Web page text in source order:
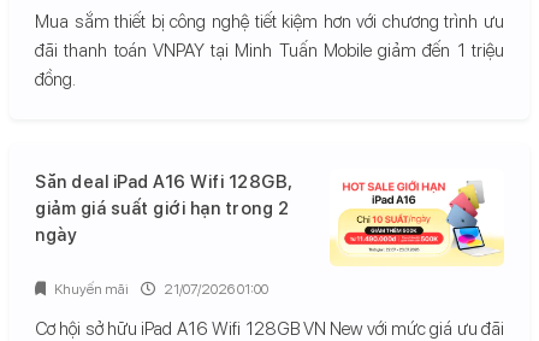
Mua sắm thiết bị công nghệ tiết kiệm hơn với chương trình ưu
đãi thanh toán VNPAY tại Minh Tuấn Mobile giảm đến 1 triệu
đồng.
Săn deal iPad A16 Wifi 128GB,
giảm giá suất giới hạn trong 2
ngày
Cơ hội sở hữu iPad A16 Wifi 128GB VN New với mức giá ưu đãi
Khuyến mãi 21/07/2026 01:00